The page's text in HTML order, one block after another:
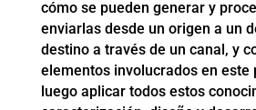
cómo se pueden generar y
enviarlas desde un origen a un
destino a través de un canal, y
elementos involucrados en este
luego aplicar todos estos